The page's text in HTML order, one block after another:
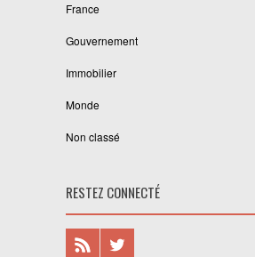
France
Gouvernement
Immobilier
Monde
Non classé
RESTEZ CONNECTÉ